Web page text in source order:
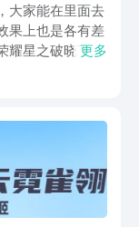
大家能在里面去
果上也是各有差
耀星之破晓下
，而这时候去
更多